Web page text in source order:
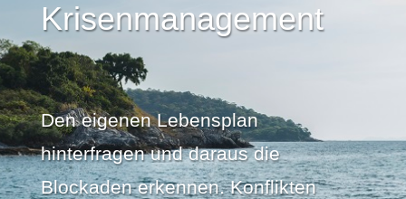
Krisenmanagement
Den eigenen Lebensplan
hinterfragen und daraus die
Blockaden erkennen. Konflikten